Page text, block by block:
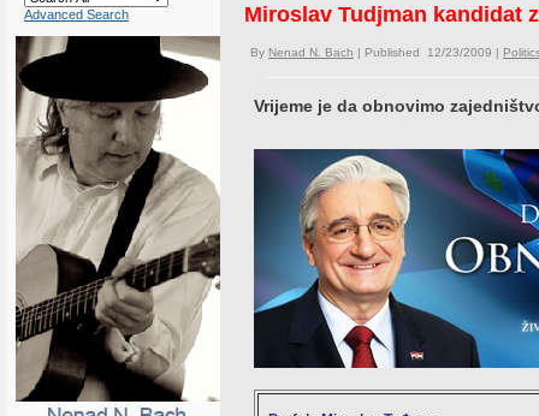
Advanced Search Miroslav Tudjman kandidat
By Nenad N. Bach | Published 12/23/2009 |
Vrijeme je da obnovimo